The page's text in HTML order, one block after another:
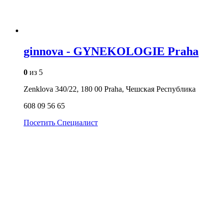
ginnova - GYNEKOLOGIE Praha
0 из 5
Zenklova 340/22, 180 00 Praha, Чешская Республика
608 09 56 65
Посетить Специалист